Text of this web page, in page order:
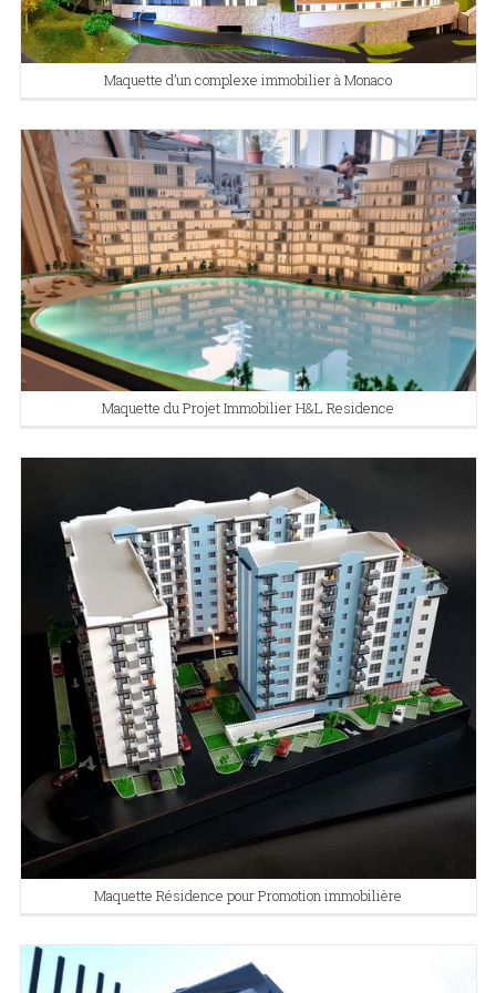
Maquette d’un complexe immobilier à Monaco
Maquette du Projet Immobilier H&L Residence
Maquette Résidence pour Promotion immobilière